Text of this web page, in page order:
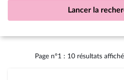
Lancer la
Page n°1 : 10 résultats